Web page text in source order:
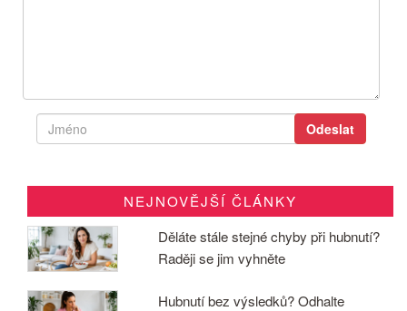
NEJNOVĚJŠÍ ČLÁNKY
Děláte stále stejné chyby při hubnutí?
Raději se jim vyhněte
Hubnutí bez výsledků? Odhalte